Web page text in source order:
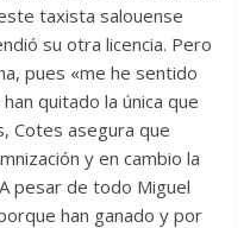
taxista salouense
su otra licencia. Pero
pues «me he sentido
quitado la única que
Cotes asegura que
y en cambio la
pesar de todo Miguel
han ganado y por